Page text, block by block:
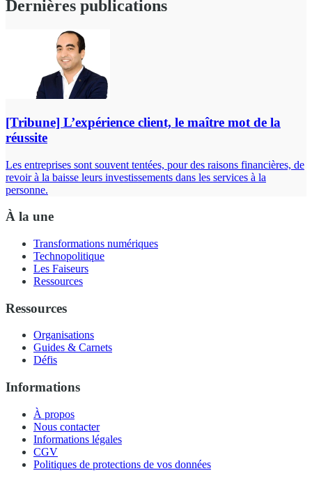
Dernières publications
[Tribune] L’expérience client, le maître mot de la
réussite
Les entreprises sont souvent tentées, pour des raisons financières, de
revoir à la baisse leurs investissements dans les services à la
personne.
À la une
Transformations numériques
Technopolitique
Les Faiseurs
Ressources
Ressources
Organisations
Guides & Carnets
Défis
Informations
À propos
Nous contacter
Informations légales
CGV
Politiques de protections de vos données